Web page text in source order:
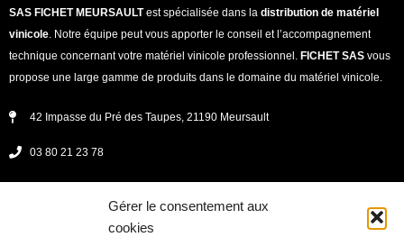
Gérer le consentement aux
cookies
SAS FICHET MEURSAULTest spécialisée dans la distribution de matériel
vinicole . Notre équipe peut vous apporter le conseil et l’accompagnement
technique concernant votre matériel vinicole professionnel. FICHET SAS vous
propose une large gamme de produits dans le domaine du matériel vinicole.
42 Impasse du Pré des Taupes, 21190 Meursault
03 80 21 23 78
Lundi - jeudi : 08h00 -12h00 et 13h30 - 17h30